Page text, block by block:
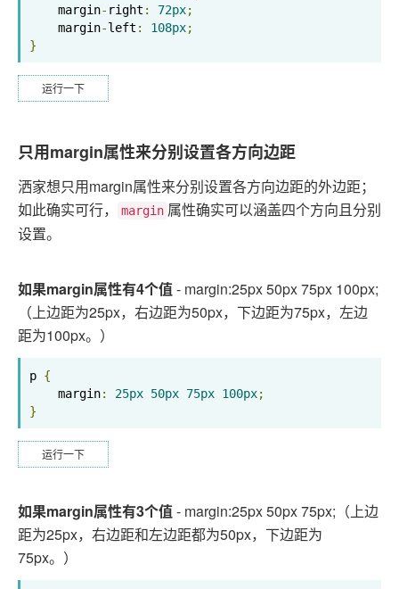
    margin
- right : 72px;
    margin
-left : 108px;
}
运行一下
只用margin属性来分别设置各方向边距
洒家想只用margin属性来分别设置各方向边距的外边距；
如此确实可行，
margin 属性确实可以涵盖四个方向且分别
设置。
如果margin属性有4个值- margin:25px 50px 75px 100px;
（上边距为25px，右边距为50px，下边距为75px，左边
距为100px。）
p {
    margin
: 25px 50px 75px 100px;
}
运行一下
如果margin属性有3个值- margin:25px 50px 75px;（上边
距为25px，右边距和左边距都为50px，下边距为
75px。）